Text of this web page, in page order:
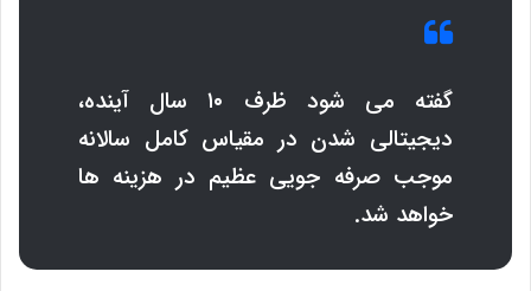
گفته می‌ شود ظرف ۱۰ سال آینده،
دیجیتالی شدن در مقیاس کامل سالانه
موجب صرفه جویی عظیم در هزینه ها
خواهد شد.